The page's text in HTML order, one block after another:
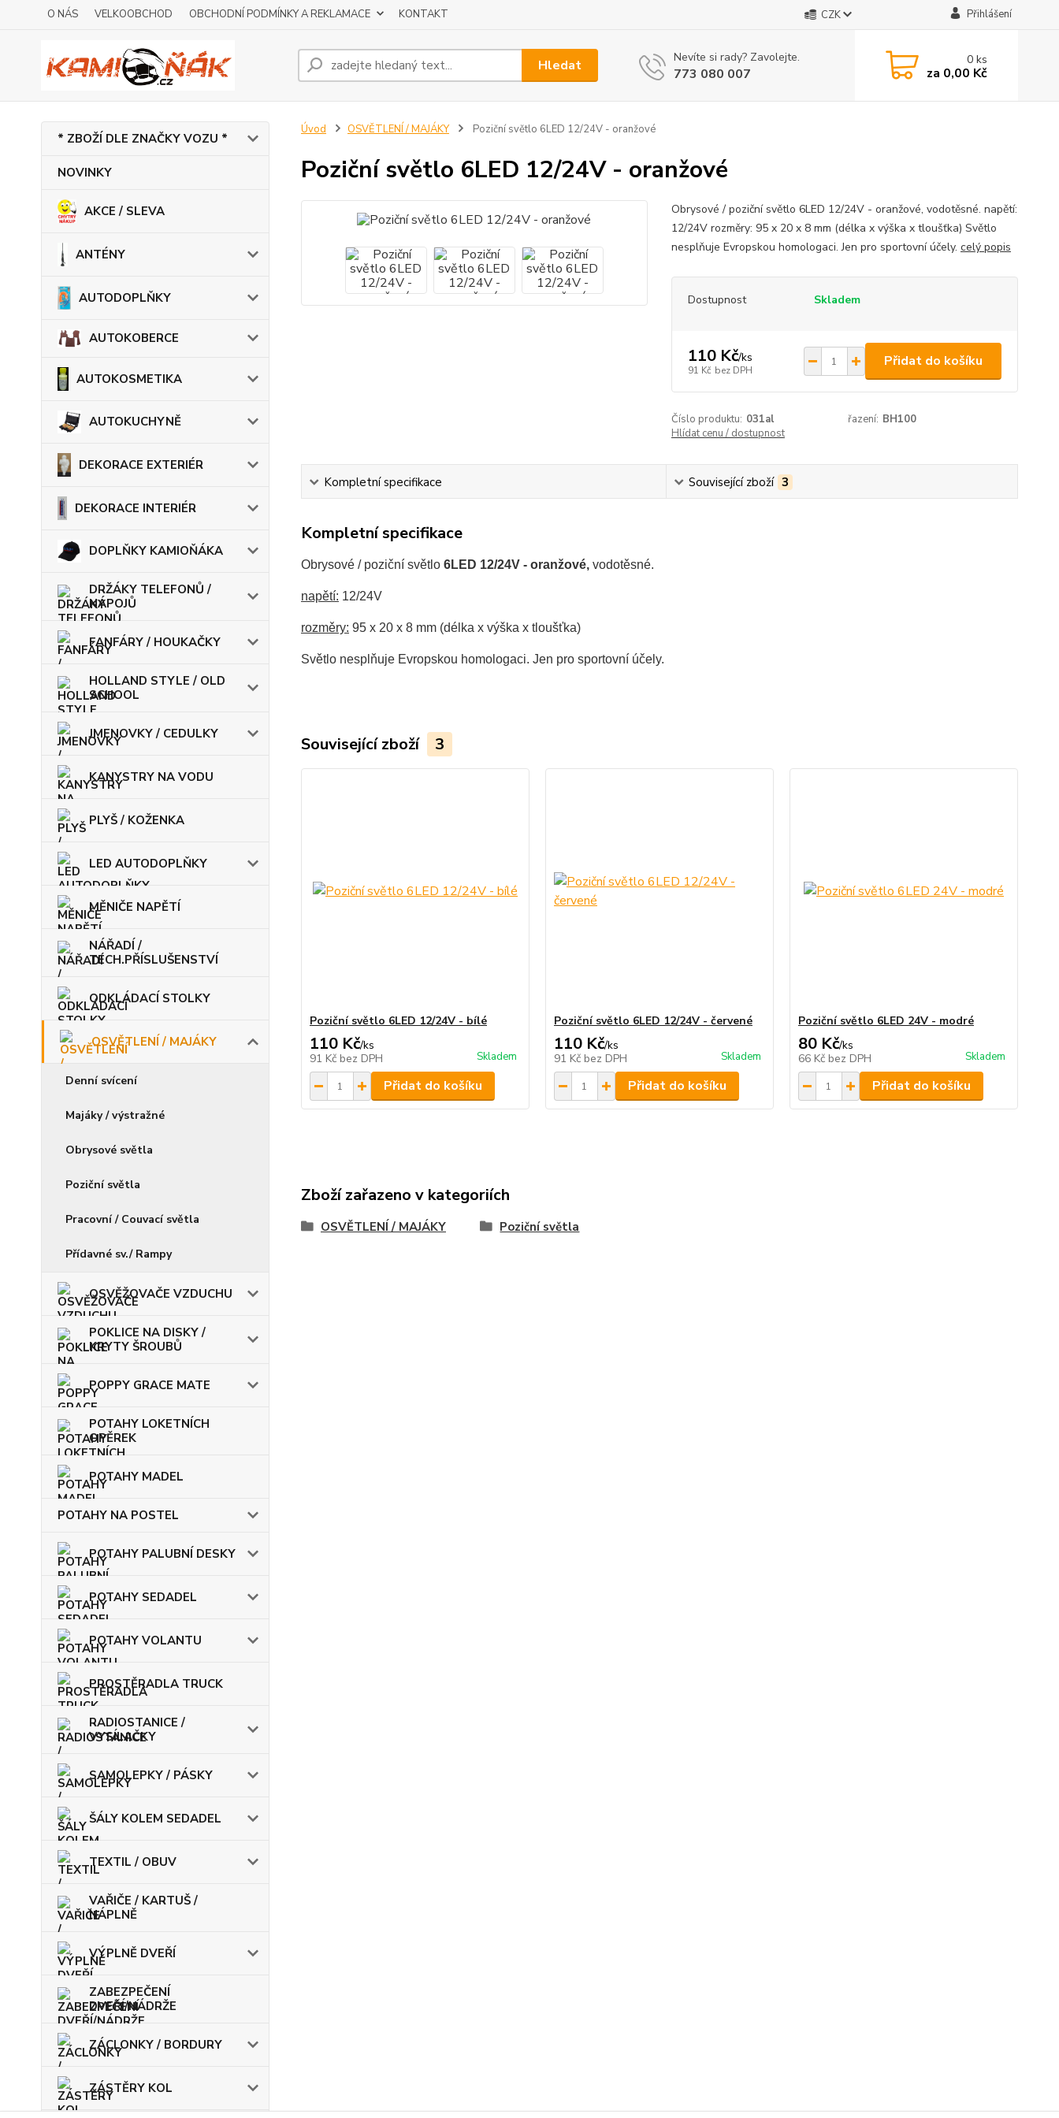
O NÁS VELKOOBCHOD OBCHODNÍ PODMÍNKY A REKLAMACE KONTAKT CZK Přihlášení
Hledat Nevíte si rady? Zavolejte.
773 080 007
0ks
za 0,00 Kč
* ZBOŽÍ DLE ZNAČKY VOZU *
NOVINKY
AKCE / SLEVA
ANTÉNY
AUTODOPLŇKY
AUTOKOBERCE
AUTOKOSMETIKA
AUTOKUCHYNĚ
DEKORACE EXTERIÉR
DEKORACE INTERIÉR
DOPLŇKY KAMIOŇÁKA
DRŽÁKY TELEFONŮ /
NÁPOJŮ
FANFÁRY / HOUKAČKY
HOLLAND STYLE / OLD
SCHOOL
JMENOVKY / CEDULKY
KANYSTRY NA VODU
PLYŠ / KOŽENKA
LED AUTODOPLŇKY
MĚNIČE NAPĚTÍ
NÁŘADÍ /
TECH.PŘÍSLUŠENSTVÍ
ODKLÁDACÍ STOLKY
OSVĚTLENÍ / MAJÁKY
Denní svícení
Majáky / výstražné
Obrysové světla
Poziční světla
Pracovní / Couvací světla
Přídavné sv./ Rampy
OSVĚŽOVAČE VZDUCHU
POKLICE NA DISKY /
KRYTY ŠROUBŮ
POPPY GRACE MATE
POTAHY LOKETNÍCH
OPĚREK
POTAHY MADEL
POTAHY NA POSTEL
POTAHY PALUBNÍ DESKY
POTAHY SEDADEL
POTAHY VOLANTU
PROSTĚRADLA TRUCK
RADIOSTANICE /
VYSÍLAČKY
SAMOLEPKY / PÁSKY
ŠÁLY KOLEM SEDADEL
TEXTIL / OBUV
VAŘIČE / KARTUŠ /
NÁPLNĚ
VÝPLNĚ DVEŘÍ
ZABEZPEČENÍ
DVEŘÍ/NÁDRŽE
ZÁCLONKY / BORDURY
ZÁSTĚRY KOL
Úvod OSVĚTLENÍ / MAJÁKY Poziční světlo 6LED 12/24V - oranžové
Poziční světlo 6LED 12/24V - oranžové
Obrysové / poziční světlo 6LED 12/24V - oranžové, vodotěsné. napětí:
12/24V rozměry: 95 x 20 x 8 mm (délka x výška x tloušťka) Světlo
nesplňuje Evropskou homologaci. Jen pro sportovní účely. celý popis
Dostupnost Skladem
110 Kč/ks
91 Kč bez DPH
Přidat do košíku
Číslo produktu: 031al řazení: BH100
Hlídat cenu / dostupnost
Kompletní specifikace Související zboží 3
Kompletní specifikace
Obrysové / poziční světlo 6LED 12/24V - oranžové, vodotěsné.
napětí: 12/24V
rozměry: 95 x 20 x 8 mm (délka x výška x tloušťka)
Světlo nesplňuje Evropskou homologaci. Jen pro sportovní účely.
Související zboží 3
Poziční světlo 6LED 12/24V - bílé
110 Kč/ks
91 Kč bez DPH Skladem
Přidat do košíku
Poziční světlo 6LED 12/24V - červené
110 Kč/ks
91 Kč bez DPH Skladem
Přidat do košíku
Poziční světlo 6LED 24V - modré
80 Kč/ks
66 Kč bez DPH Skladem
Přidat do košíku
Zboží zařazeno v kategoriích
OSVĚTLENÍ / MAJÁKY Poziční světla